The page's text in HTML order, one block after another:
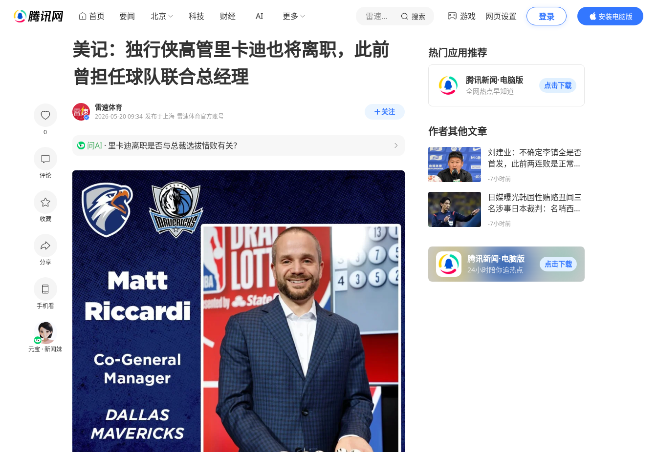
首页 要闻 北京 科技 财经 AI 更多 雷速体育 搜索 游戏 网页设置 登录
安装电脑版
内容更精彩
0
评论
收藏
分享
手机看
元宝 · 新闻妹
美记：独行侠高管里卡迪也将离职，此前
曾担任球队联合总经理
雷速体育
2026-05-20 09:34 发布于上海 雷速体育官方账号
关注
问AI · 里卡迪离职是否与总裁选拔惜败有关？
热门应用推荐
腾讯新闻·电脑版
全网热点早知道
点击下载
作者其他文章
刘建业：不确定李镇全是否
首发，此前两连败是正常成
绩波动
-7小时前
日媒曝光韩国性贿赂丑闻三
名涉事日本裁判：名哨西村
雄一在列
-7小时前
腾讯新闻·电脑版
24小时陪你追热点
点击下载